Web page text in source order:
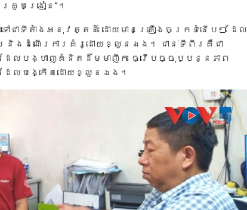
រូបង្រៀន”។
ៅជាទីតាំងអនុវត្តន៍ ដោយមានគ្រឿងចក្រទំនើបៗ ដែល
ដំណើរការគំរូដោយខ្លួនឯង។ ជាន់ទីពីរគឺជា
ែលបង្ហាញគំនិតដ៏មមាញឹក ធ្វើបច្ចុប្បន្នភាព
ដែលបង្កើតដោយខ្លួនឯង។